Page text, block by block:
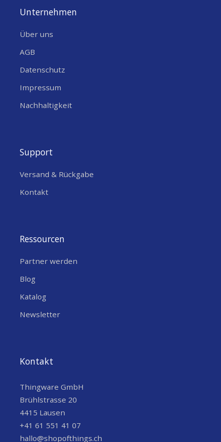
Ein sehr gutes Beispiel findest Du hier:
http://esp8266tutorials.blogspot.com/2016/09/esp8266-ntc-
Unternehmen
Über uns
AGB
Datenschutz
Impressum
Nachhaltigkeit
Support
Versand & Rückgabe
Kontakt
Ressourcen
Partner werden
Blog
Katalog
Newsletter
Kontakt
Thingware GmbH
Brühlstrasse 20
4415 Lausen
+41 61 551 41 07
hallo@shopofthings.ch